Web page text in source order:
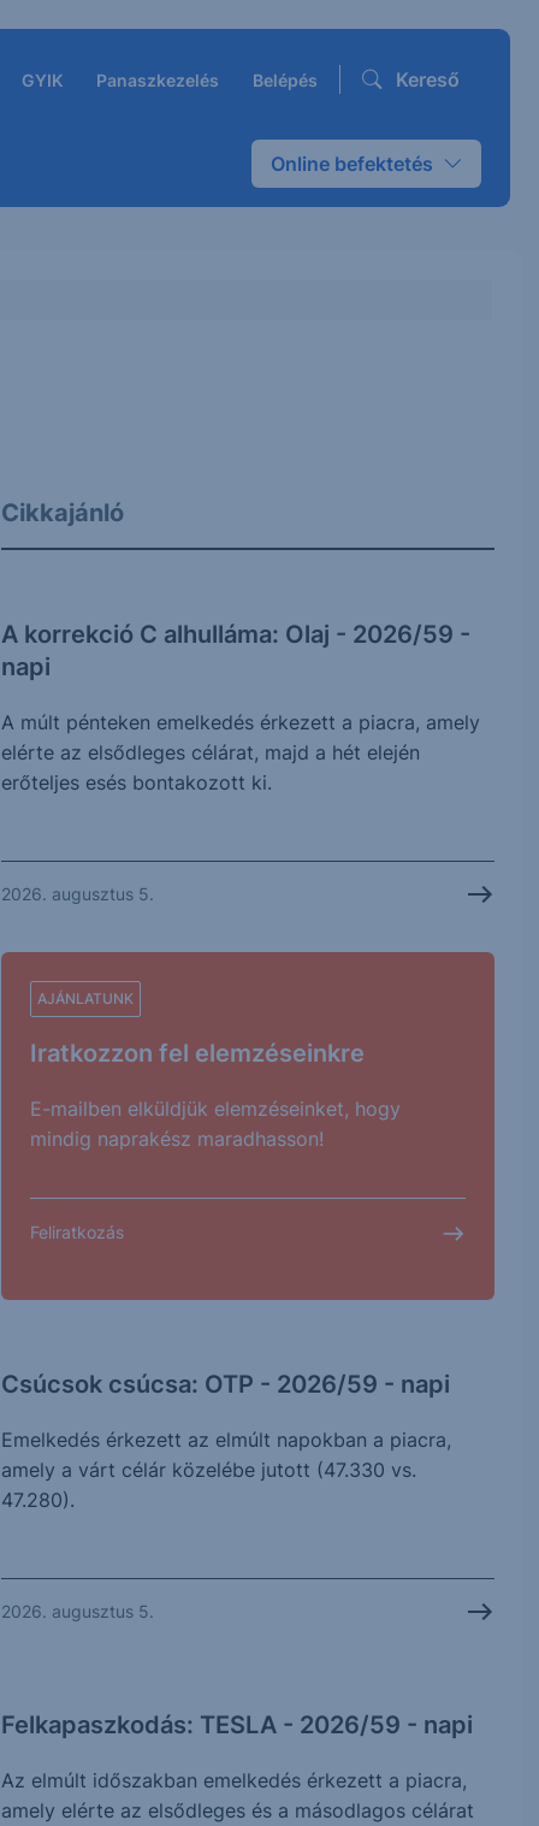
GYIK Panaszkezelés Belépés Kereső
Online befektetés
Cikkajánló
A korrekció C alhulláma: Olaj - 2026/59 -
napi
A múlt pénteken emelkedés érkezett a piacra, amely
elérte az elsődleges célárat, majd a hét elején
erőteljes esés bontakozott ki.
2026. augusztus 5.
AJÁNLATUNK
Iratkozzon fel elemzéseinkre
E-mailben elküldjük elemzéseinket, hogy
mindig naprakész maradhasson!
Feliratkozás
Csúcsok csúcsa: OTP - 2026/59 - napi
Emelkedés érkezett az elmúlt napokban a piacra,
amely a várt célár közelébe jutott (47.330 vs.
47.280).
2026. augusztus 5.
Felkapaszkodás: TESLA - 2026/59 - napi
Az elmúlt időszakban emelkedés érkezett a piacra,
amely elérte az elsődleges és a másodlagos célárat